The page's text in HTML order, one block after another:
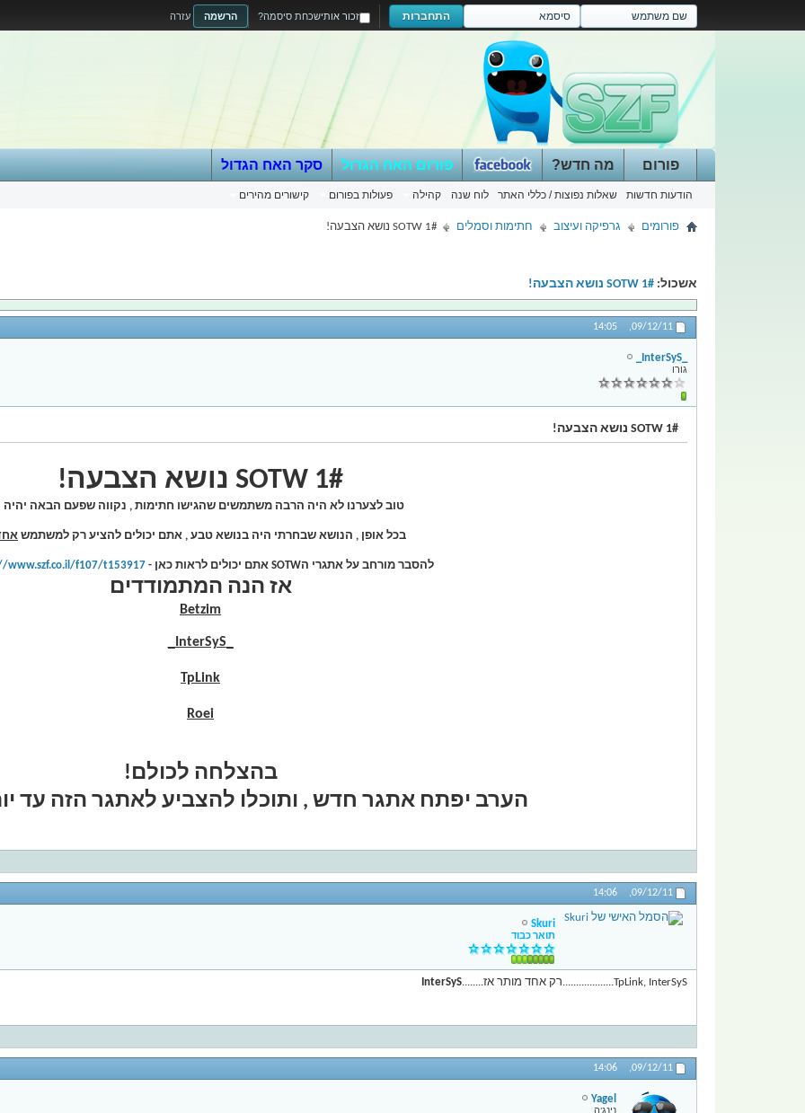
הרשמה עזרה התחברות זכור אותישכחת סיסמה?
פורום
הודעות חדשות שאלות נפוצות / כללי האתר לוח שנה קהילה פעולות בפורום קישורים מהירים
מה חדש? פורום האח הגדול סקר האח הגדול
פורומים גרפיקה ועיצוב חתימות וסמלים SOTW 1# נושא הצבעה!
אשכול: SOTW 1# נושא הצבעה!
09/12/11,
14:05
גורו
SOTW 1# נושא הצבעה!
SOTW 1# נושא הצבעה!
טוב לצערנו לא היה הרבה משתמשים שהגישו חתימות , נקווה שפעם הבאה יהיה
בכל אופן , הנושא שבחרתי היה בנושא טבע , אתם יכולים להציע רק למשתמש
להסבר מורחב על אתגרי הSOTW אתם יכולים לראות כאן - f107/t153917/
אז הנה המתמודדים
Betzim
TpLink
Roei
בהצלחה לכולם!
הערב יפתח אתגר חדש , ותוכלו להצביע לאתגר הזה עד
09/12/11,
14:06
Skuri
תואר כבוד
TpLink, InterSyS...................רק אחד מותר אז........ InterSyS
09/12/11,
14:06
Yagel